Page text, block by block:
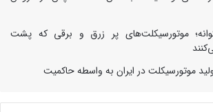
موتورسیکلت‌های پر زرق‌ و برقی که پشت
موتورسیکلت در ایران به واسطه حاکمیت